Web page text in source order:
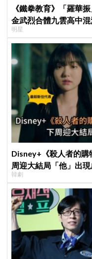
《鐵拳教育》「羅華
金武烈合體九雲高中混
嚇壞反應笑翻劇迷：根
明星
Disney+《殺人者的購
周迎大結局「他」出
韓劇